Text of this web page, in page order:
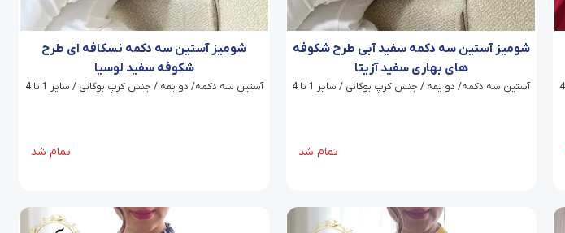
شومیز آستین سه دکمه سفید آبی طرح شکوفه
های بهاری سفید آزیتا
آستین سه دکمه/ دو یقه / جنس کرپ بوگاتی / سایز 1 تا 4
تمام شد
شومیز آستین سه دکمه نسکافه ای طرح
شکوفه سفید لوسیا
آستین سه دکمه/ دو یقه / جنس کرپ بوگاتی / سایز 1 تا 4
تمام شد